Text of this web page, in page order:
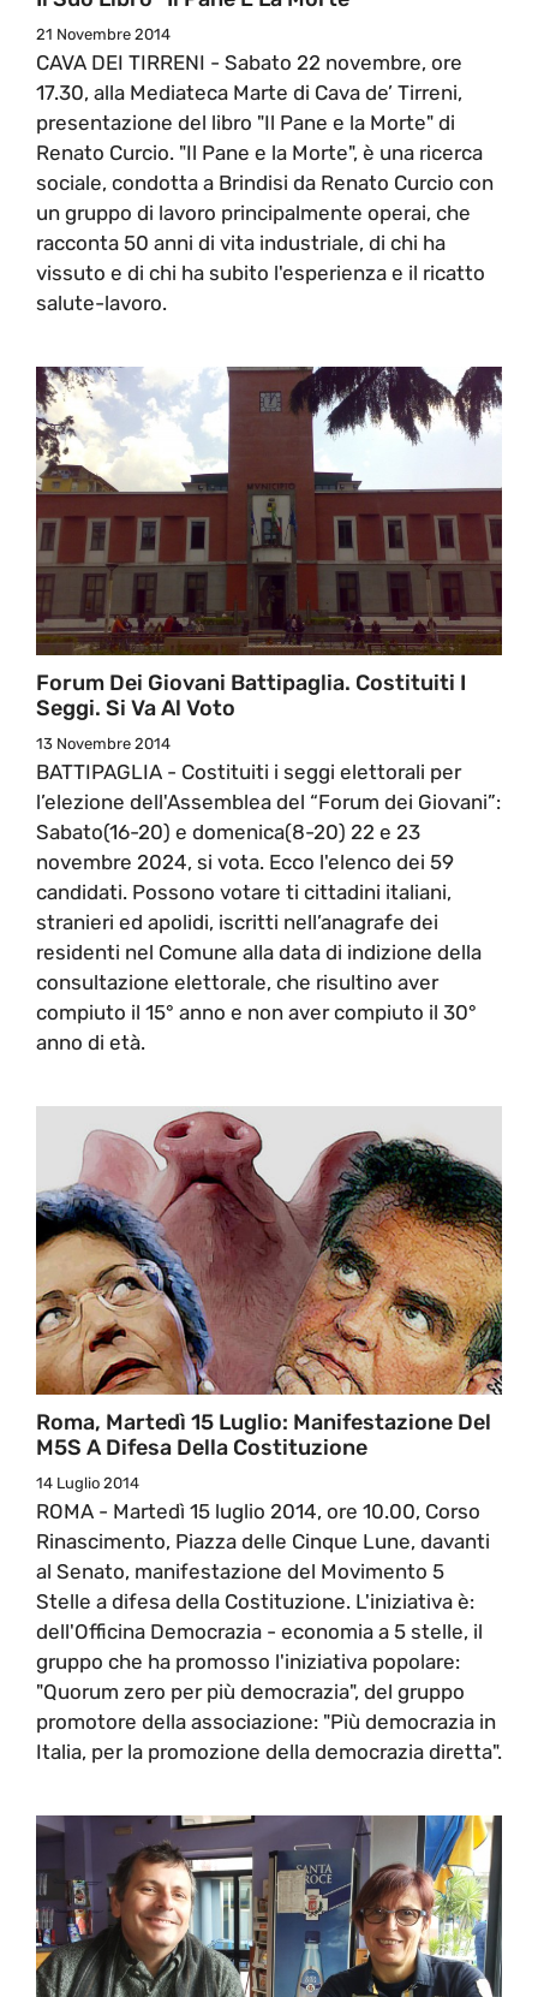
21 Novembre 2014
CAVA DEI TIRRENI - Sabato 22 novembre, ore
17.30, alla Mediateca Marte di Cava de’ Tirreni,
presentazione del libro "Il Pane e la Morte" di
Renato Curcio. "Il Pane e la Morte", è una ricerca
sociale, condotta a Brindisi da Renato Curcio con
un gruppo di lavoro principalmente operai, che
racconta 50 anni di vita industriale, di chi ha
vissuto e di chi ha subito l'esperienza e il ricatto
salute-lavoro.
Forum Dei Giovani Battipaglia. Costituiti I
Seggi. Si Va Al Voto
13 Novembre 2014
BATTIPAGLIA - Costituiti i seggi elettorali per
l’elezione dell'Assemblea del “Forum dei Giovani”:
Sabato(16-20) e domenica(8-20) 22 e 23
novembre 2024, si vota. Ecco l'elenco dei 59
candidati. Possono votare ti cittadini italiani,
stranieri ed apolidi, iscritti nell’anagrafe dei
residenti nel Comune alla data di indizione della
consultazione elettorale, che risultino aver
compiuto il 15° anno e non aver compiuto il 30°
anno di età.
Roma, Martedì 15 Luglio: Manifestazione Del
M5S A Difesa Della Costituzione
14 Luglio 2014
ROMA - Martedì 15 luglio 2014, ore 10.00, Corso
Rinascimento, Piazza delle Cinque Lune, davanti
al Senato, manifestazione del Movimento 5
Stelle a difesa della Costituzione. L'iniziativa è:
dell'Officina Democrazia - economia a 5 stelle, il
gruppo che ha promosso l'iniziativa popolare:
"Quorum zero per più democrazia", del gruppo
promotore della associazione: "Più democrazia in
Italia, per la promozione della democrazia diretta".